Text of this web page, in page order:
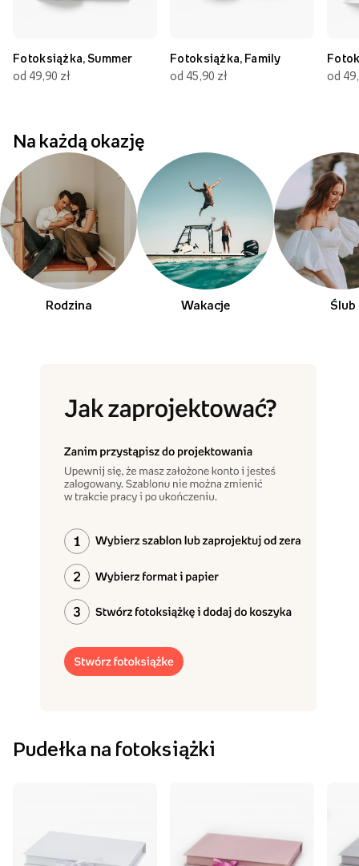
Fotoksiążka, Summer
od 49,90 zł
Fotoksiążka, Family
od 45,90 zł
od
Na każdą okazję
Rodzina Wakacje Ślub
Pudełka na fotoksiążki